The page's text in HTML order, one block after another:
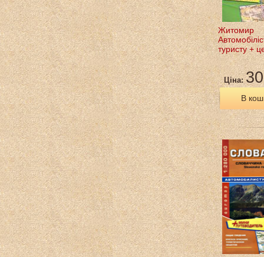
Житомир
туристу +
Ціна:
В